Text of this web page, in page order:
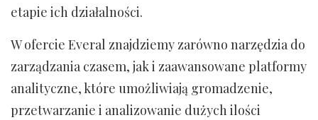
etapie ich działalności.
W ofercie Everal znajdziemy zarówno narzędzia do
zarządzania czasem, jak i zaawansowane platformy
analityczne, które umożliwiają gromadzenie,
przetwarzanie i analizowanie dużych ilości